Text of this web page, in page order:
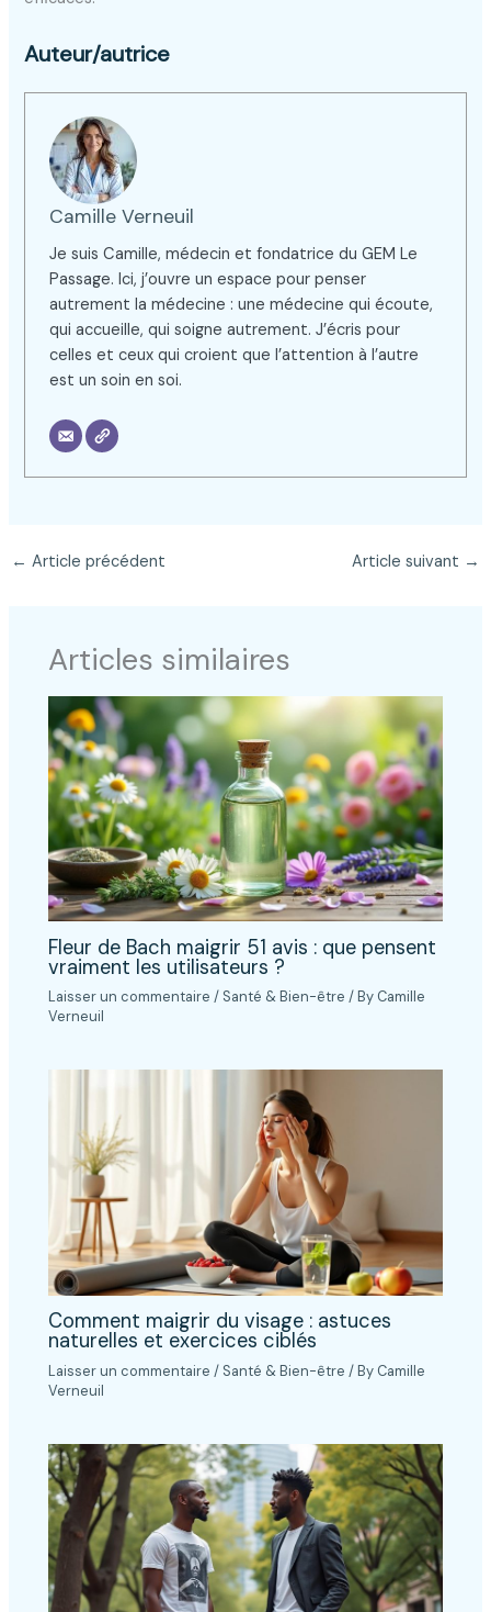
Auteur/autrice
Camille Verneuil
Je suis Camille, médecin et fondatrice du GEM Le
Passage. Ici, j’ouvre un espace pour penser
autrement la médecine : une médecine qui écoute,
qui accueille, qui soigne autrement. J’écris pour
celles et ceux qui croient que l’attention à l’autre
est un soin en soi.
← Article précédent Article suivant →
Articles similaires
Fleur de Bach maigrir 51 avis : que pensent
vraiment les utilisateurs ?
Laisser un commentaire / Santé & Bien-être / By Camille
Verneuil
Comment maigrir du visage : astuces
naturelles et exercices ciblés
Laisser un commentaire / Santé & Bien-être / By Camille
Verneuil